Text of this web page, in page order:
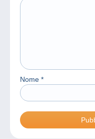
Nome *